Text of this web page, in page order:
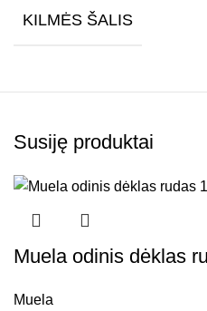
KILMĖS ŠALIS
Susiję produktai
Muela odinis dėklas
Muela